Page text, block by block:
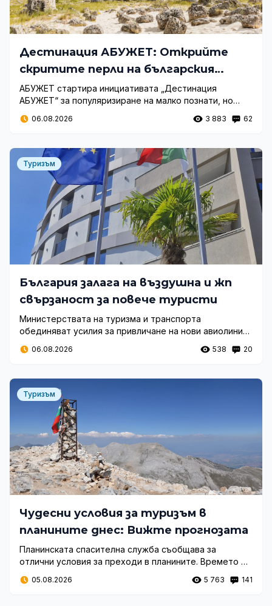
Дестинация АБУЖЕТ: Открийте
скритите перли на българския
туризъм
АБУЖЕТ стартира инициативата „Дестинация
АБУЖЕТ“ за популяризиране на малко познати, но
магични кътчета в България. Вижте кои са новите
туристически съкровища.
06.08.2026 3 883 62
Туризъм
България залага на въздушна и жп
свързаност за повече туристи
Министерствата на туризма и транспорта
обединяват усилия за привличане на нови авиолинии,
модернизация на влаковете и създаване на фонд за
реклама на България.
06.08.2026 538 20
Туризъм
Чудесни условия за туризъм в
планините днес: Вижте прогнозата
Планинската спасителна служба съобщава за
отлични условия за преходи в планините. Времето е
ясно, съоръженията работят, а инциденти не са
регистрирани.
05.08.2026 5 763 141